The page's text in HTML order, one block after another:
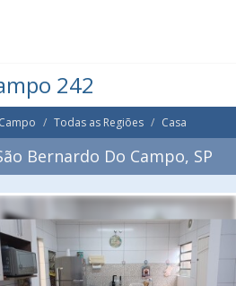
242
Todas as Regiões Casa
Bernardo Do Campo, SP